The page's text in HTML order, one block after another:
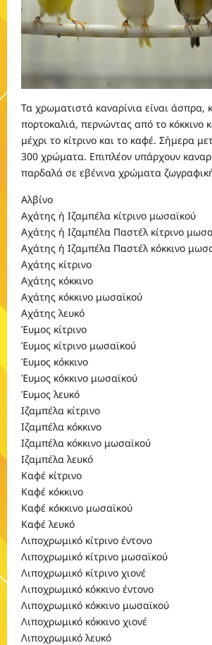
Τα χρωματιστά καναρίνια είναι άσπρα,
πορτοκαλιά, περνώντας από το κόκκινο
μέχρι το κίτρινο και το καφέ. Σήμερα
300 χρώματα. Επιπλέον υπάρχουν
παρδαλά σε εβένινα χρώματα
Αλβίνο
Αχάτης ή Ιζαμπέλα κίτρινο μωσαϊκού
Αχάτης ή Ιζαμπέλα Παστέλ κίτρινο
Αχάτης ή Ιζαμπέλα Παστέλ κόκκινο
Αχάτης κίτρινο
Αχάτης κόκκινο
Αχάτης κόκκινο μωσαϊκού
Αχάτης λευκό
Έυμος κίτρινο
Έυμος κίτρινο μωσαϊκού
Έυμος κόκκινο
Έυμος κόκκινο μωσαϊκού
Έυμος λευκό
Ιζαμπέλα κίτρινο
Ιζαμπέλα κόκκινο
Ιζαμπέλα κόκκινο μωσαϊκού
Ιζαμπέλα λευκό
Καφέ κίτρινο
Καφέ κόκκινο
Καφέ κόκκινο μωσαϊκού
Καφέ λευκό
Λιποχρωμικό κίτρινο έντονο
Λιποχρωμικό κίτρινο μωσαϊκού
Λιποχρωμικό κίτρινο χιονέ
Λιποχρωμικό κόκκινο έντονο
Λιποχρωμικό κόκκινο μωσαϊκού
Λιποχρωμικό κόκκινο χιονέ
Λιποχρωμικό λευκό